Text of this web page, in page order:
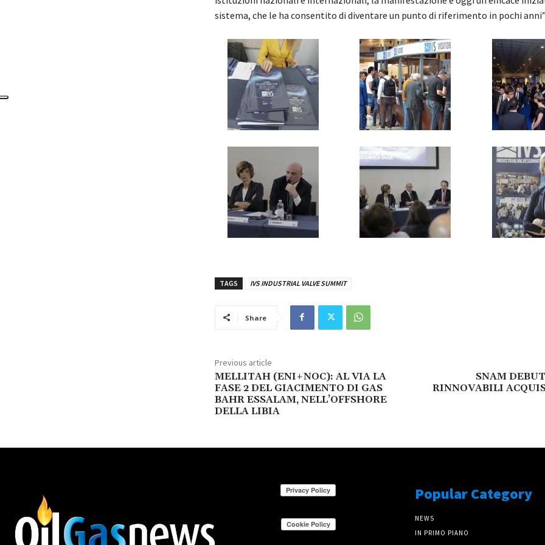
sistema, che le ha consentito di diventare un punto di riferimento in pochi
TAGS IVS INDUSTRIAL VALVE SUMMIT
Share
Previous article
MELLITAH (ENI+NOC): AL VIA LA
FASE 2 DEL GIACIMENTO DI GAS
BAHR ESSALAM, NELL’OFFSHORE
DELLA LIBIA
SNAM
RINNOVABILI
Popular Category
NEWS
IN PRIMO PIANO